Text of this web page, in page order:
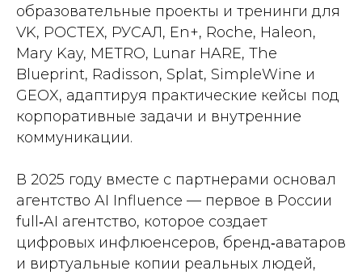
образовательные проекты и тренинги для
VK, РОСТЕХ, РУСАЛ, En+, Roche, Haleon,
Mary Kay, METRO, Lunar HARE, The
Blueprint, Radisson, Splat, SimpleWine и
GEOX, адаптируя практические кейсы под
корпоративные задачи и внутренние
коммуникации.
В 2025 году вместе с партнерами основал
агентство AI Influence — первое в России
full‑AI агентство, которое создает
цифровых инфлюенсеров, бренд‑аватаров
и виртуальные копии реальных людей,